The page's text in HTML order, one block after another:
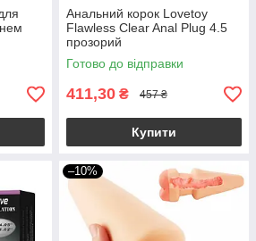
Анальний корок Lovetoy
Flawless Clear Anal Plug 4.5
прозорий
Готово до відправки
411,30 ₴ 457 ₴
Купити
–10%